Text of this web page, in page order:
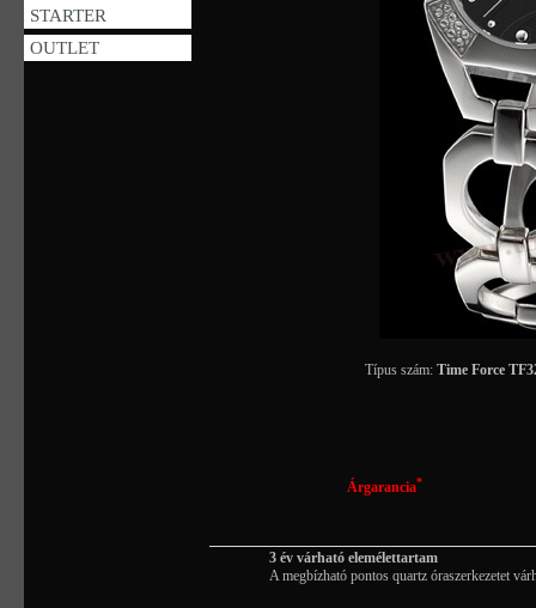
STARTER
OUTLET
Típus szám: Time Force
Árgarancia*
3 év várható elemélettartam
A megbízható pontos quartz óraszerkezetet